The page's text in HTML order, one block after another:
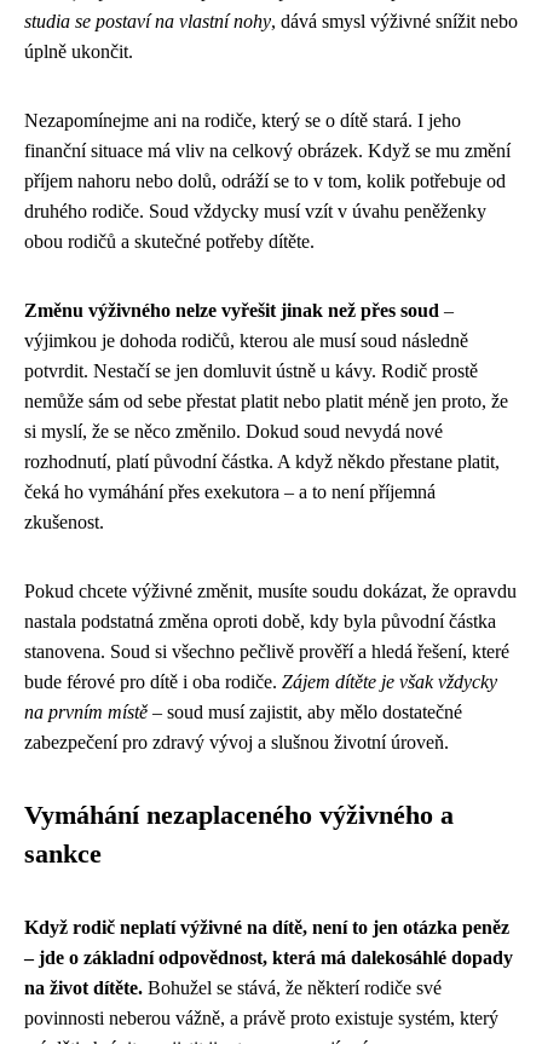
studia se postaví na vlastní nohy, dává smysl výživné snížit nebo
úplně ukončit.
Nezapomínejme ani na rodiče, který se o dítě stará. I jeho
finanční situace má vliv na celkový obrázek. Když se mu změní
příjem nahoru nebo dolů, odráží se to v tom, kolik potřebuje od
druhého rodiče. Soud vždycky musí vzít v úvahu peněženky
obou rodičů a skutečné potřeby dítěte.
Změnu výživného nelze vyřešit jinak než přes soud –
výjimkou je dohoda rodičů, kterou ale musí soud následně
potvrdit. Nestačí se jen domluvit ústně u kávy. Rodič prostě
nemůže sám od sebe přestat platit nebo platit méně jen proto, že
si myslí, že se něco změnilo. Dokud soud nevydá nové
rozhodnutí, platí původní částka. A když někdo přestane platit,
čeká ho vymáhání přes exekutora – a to není příjemná
zkušenost.
Pokud chcete výživné změnit, musíte soudu dokázat, že opravdu
nastala podstatná změna oproti době, kdy byla původní částka
stanovena. Soud si všechno pečlivě prověří a hledá řešení, které
bude férové pro dítě i oba rodiče. Zájem dítěte je však vždycky
na prvním místě – soud musí zajistit, aby mělo dostatečné
zabezpečení pro zdravý vývoj a slušnou životní úroveň.
Vymáhání nezaplaceného výživného a
sankce
Když rodič neplatí výživné na dítě, není to jen otázka peněz
– jde o základní odpovědnost, která má dalekosáhlé dopady
na život dítěte. Bohužel se stává, že některí rodiče své
povinnosti neberou vážně, a právě proto existuje systém, který